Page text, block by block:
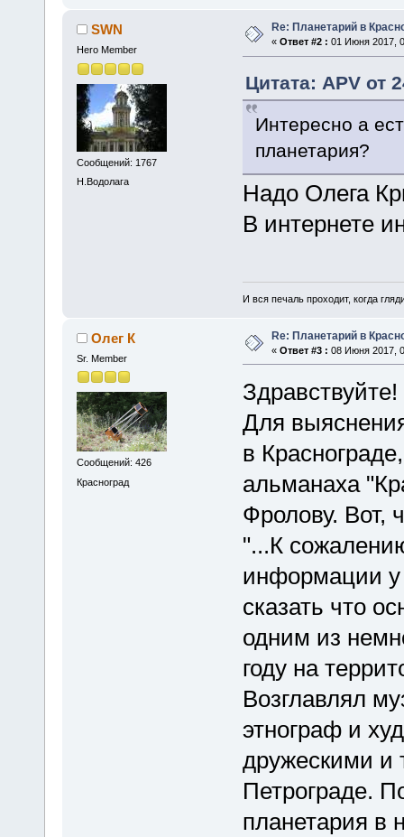
SWN
Hero Member
Сообщений: 1767
Н.Водолага
Re: Планетарий в
« Ответ #2 : 01 Июня 2017,
Цитата: APV от
Интересно а
планетария?
Надо Олега
В интернете
И вся печаль проходит, когда
Олег К
Sr. Member
Сообщений: 426
Красноград
Re: Планетарий в
« Ответ #3 : 08 Июня 2017,
Здравствуйте!
Для
в
альманаха
Фролову. Вот,
"...К
информации у
сказать что
одним из
году на
Возглавлял
этнограф и
дружескими и
Петрограде.
планетария в